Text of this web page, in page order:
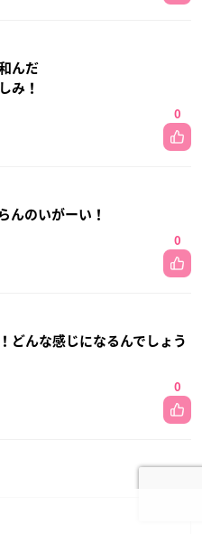
んだ
み！
0
んのいがーい！
0
どんな感じになるんでしょう
0